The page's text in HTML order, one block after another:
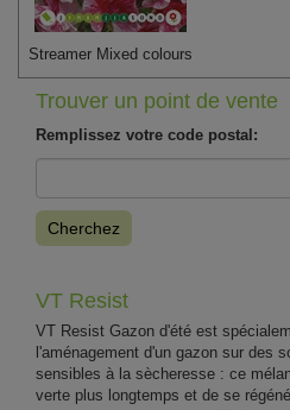
Streamer Mixed colours
Trouver un point de vente
Remplissez votre code postal:
Cherchez
VT Resist
VT Resist Gazon d'été est
l'aménagement d'un gazon sur des
sensibles à la sècheresse : ce
verte plus longtemps et de se